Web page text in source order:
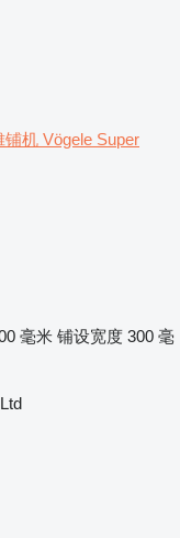
铺机 Vögele Super
毫米 铺设宽度 300 毫